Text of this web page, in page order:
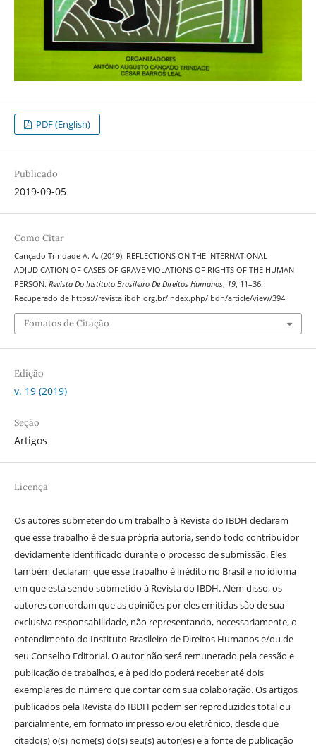
PDF (English)
Publicado
2019-09-05
Como Citar
Cançado Trindade A. A. (2019). REFLECTIONS ON THE INTERNATIONAL
ADJUDICATION OF CASES OF GRAVE VIOLATIONS OF RIGHTS OF THE HUMAN
PERSON. Revista Do Instituto Brasileiro De Direitos Humanos, 19, 11–36.
Recuperado de https://revista.ibdh.org.br/index.php/ibdh/article/view/394
Fomatos de Citação
Edição
v. 19 (2019)
Seção
Artigos
Licença
Os autores submetendo um trabalho à Revista do IBDH declaram
que esse trabalho é de sua própria autoria, sendo todo contribuidor
devidamente identificado durante o processo de submissão. Eles
também declaram que esse trabalho é inédito no Brasil e no idioma
em que está sendo submetido à Revista do IBDH. Além disso, os
autores concordam que as opiniões por eles emitidas são de sua
exclusiva responsabilidade, não representando, necessariamente, o
entendimento do Instituto Brasileiro de Direitos Humanos e/ou de
seu Conselho Editorial. O autor não será remunerado pela cessão e
publicação de trabalhos, e à pedido poderá receber até dois
exemplares do número que contar com sua colaboração. Os artigos
publicados pela Revista do IBDH podem ser reproduzidos total ou
parcialmente, em formato impresso e/ou eletrônico, desde que
citado(s) o(s) nome(s) do(s) seu(s) autor(es) e a fonte de publicação